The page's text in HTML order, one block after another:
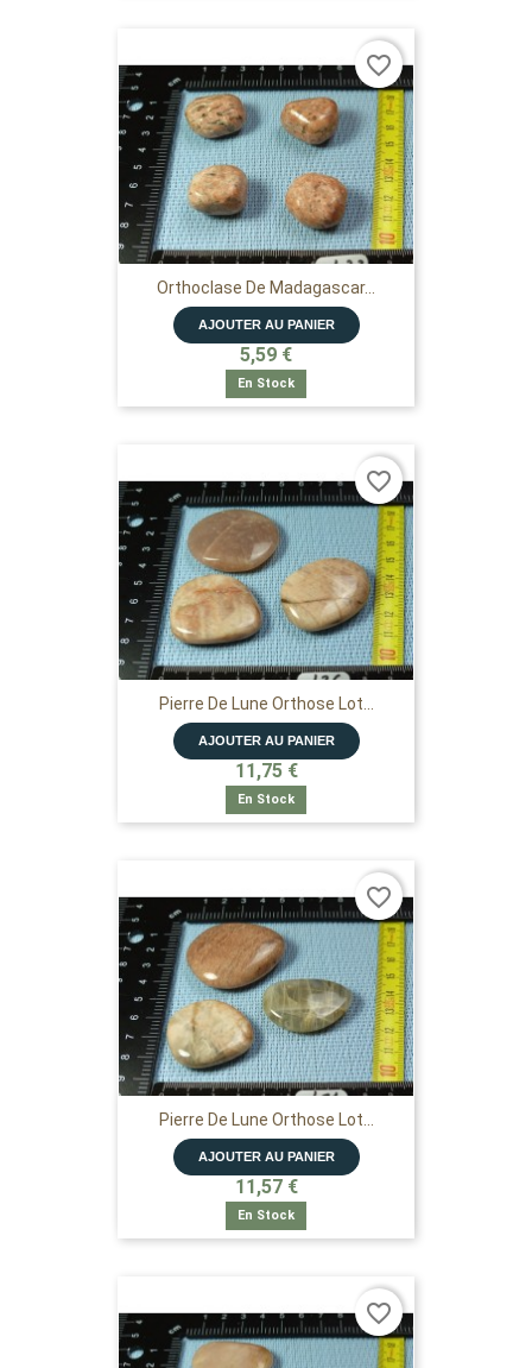
Orthoclase De Madagascar...
AJOUTER AU PANIER
5,59 €
En Stock
favorite_border
Pierre De Lune Orthose Lot...
AJOUTER AU PANIER
11,75 €
En Stock
favorite_border
Pierre De Lune Orthose Lot...
AJOUTER AU PANIER
11,57 €
En Stock
favorite_border
favorite_border